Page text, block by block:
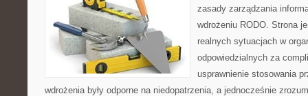
zasady zarządzania
wdrożeniu RODO. Strona
realnych sytuacjach w
odpowiedzialnych za
usprawnienie stosowania
wdrożenia były odporne na niedopatrzenia, a jednocześnie